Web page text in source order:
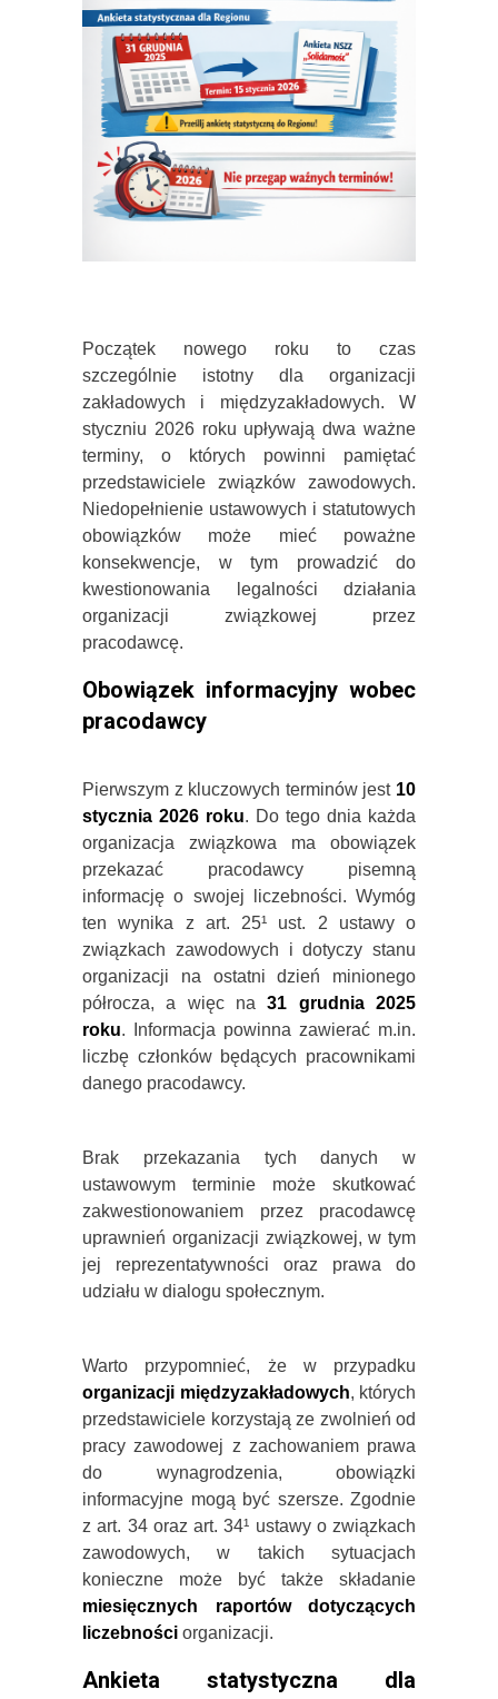
Początek nowego roku to czas
szczególnie istotny dla organizacji
zakładowych i międzyzakładowych. W
styczniu 2026 roku upływają dwa ważne
terminy, o których powinni pamiętać
przedstawiciele związków zawodowych.
Niedopełnienie ustawowych i statutowych
obowiązków może mieć poważne
konsekwencje, w tym prowadzić do
kwestionowania legalności działania
organizacji związkowej przez
pracodawcę.
Obowiązek informacyjny wobec
pracodawcy
Pierwszym z kluczowych terminów jest 10
stycznia 2026 roku. Do tego dnia każda
organizacja związkowa ma obowiązek
przekazać pracodawcy pisemną
informację o swojej liczebności. Wymóg
ten wynika z art. 25¹ ust. 2 ustawy o
związkach zawodowych i dotyczy stanu
organizacji na ostatni dzień minionego
półrocza, a więc na31 grudnia 2025
roku. Informacja powinna zawierać m.in.
liczbę członków będących pracownikami
danego pracodawcy.
Brak przekazania tych danych w
ustawowym terminie może skutkować
zakwestionowaniem przez pracodawcę
uprawnień organizacji związkowej, w tym
jej reprezentatywności oraz prawa do
udziału w dialogu społecznym.
Warto przypomnieć, że w przypadku
organizacji międzyzakładowych, których
przedstawiciele korzystają ze zwolnień od
pracy zawodowej z zachowaniem prawa
do wynagrodzenia, obowiązki
informacyjne mogą być szersze. Zgodnie
z art. 34 oraz art. 34¹ ustawy o związkach
zawodowych, w takich sytuacjach
konieczne może być także składanie
miesięcznych raportów
dotyczących
liczebności organizacji.
Ankieta statystyczna dla